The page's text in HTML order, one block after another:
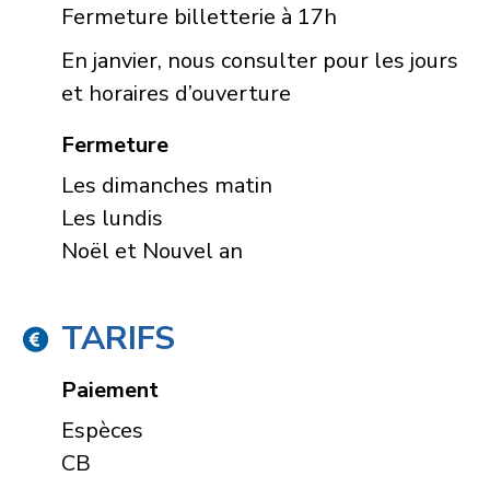
Fermeture billetterie à 17h
En janvier, nous consulter pour les jours
et horaires d’ouverture
Fermeture
Les dimanches matin
Les lundis
Noël et Nouvel an
TARIFS
Paiement
Espèces
CB